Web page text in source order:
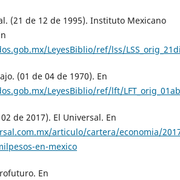
(21 de 12 de 1995). Instituto Mexicano
LeyesBiblio/ref/lss/
(01 de 04 de 1970). En
LeyesBiblio/ref/lft/
de 2017). El Universal. En
articulo/cartera/economia/
en-mexico
En